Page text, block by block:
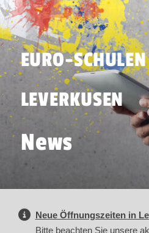
EURO-SCHULEN
LEVERKUSEN
News
Neue Öffnungszeiten in
Bitte beachten Sie unsere